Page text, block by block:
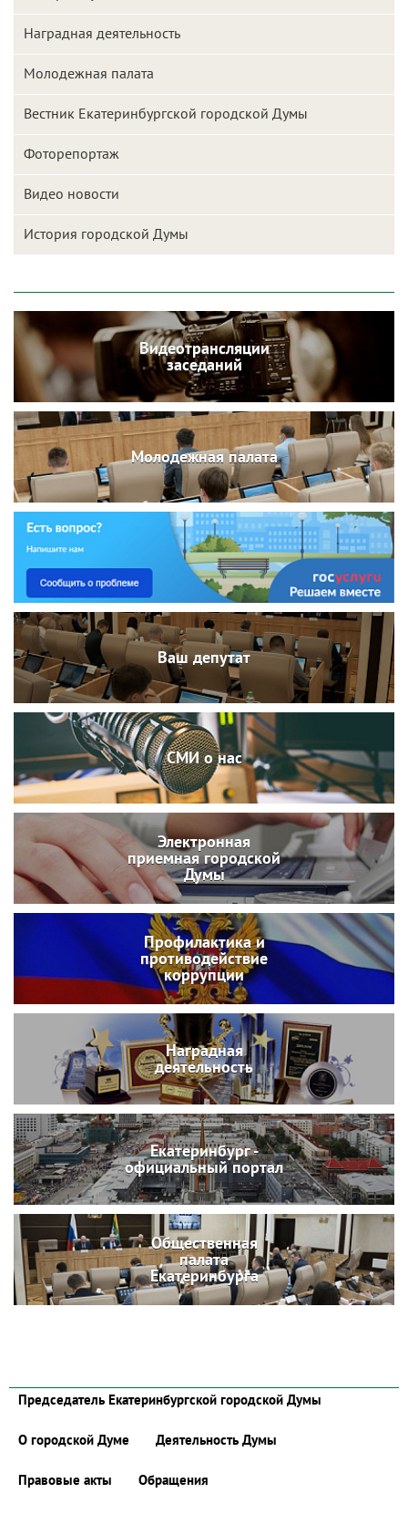
Наградная деятельность
Молодежная палата
Вестник Екатеринбургской городской Думы
Фоторепортаж
Видео новости
История городской Думы
Видеотрансляции
заседаний
Молодежная палата
Ваш депутат
СМИ о нас
Электронная
приемная городской
Думы
Профилактика и
противодействие
коррупции
Наградная
деятельность
Екатеринбург -
официальный портал
Общественная
палата
Екатеринбурга
Председатель Екатеринбургской городской Думы
О городской Думе Деятельность Думы
Правовые акты Обращения